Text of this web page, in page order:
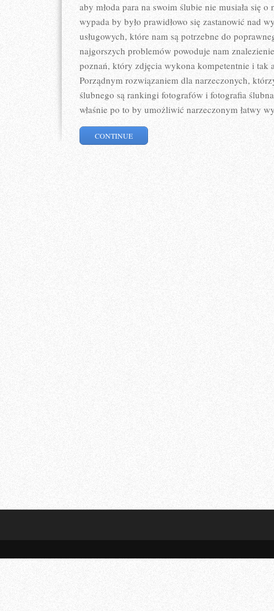
aby młoda para na swoim ślubie nie musiała się
wypada by było prawidłowo się zastanowić nad
usługowych, które nam są potrzebne do
najgorszych problemów powoduje nam
poznań, który zdjęcia wykona kompetentnie i tak
Porządnym rozwiązaniem dla narzeczonych,
ślubnego są rankingi fotografów i fotografia
właśnie po to by umożliwić narzeczonym łatwy
CONTINUE